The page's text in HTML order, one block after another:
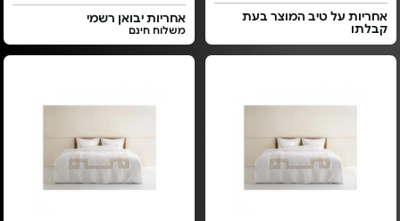
אחריות על טיב המוצר בעת
קבלתו
אחריות יבואן רשמי
משלוח חינם